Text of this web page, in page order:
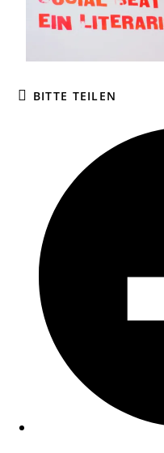
BITTE TEILEN